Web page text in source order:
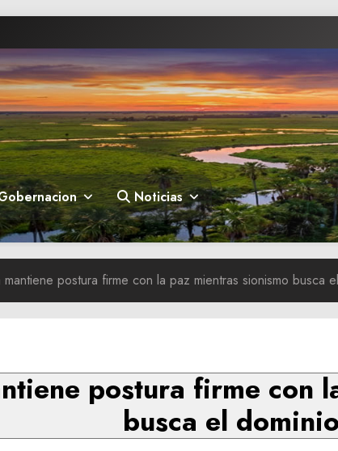
Noticias
postura firme con la paz mientras sionismo busca
postura firme con
busca el dominio